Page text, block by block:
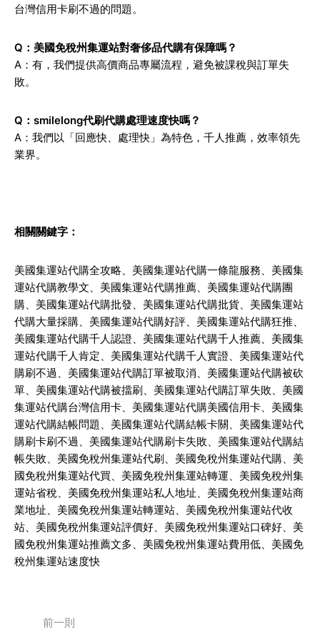
台灣信用卡刷不過的問題。
Q：美國免稅州集運站對奢侈品代購有保障嗎？
A：有，我們提供高價商品專屬流程，避免被課稅與訂單失
敗。
Q：smilelong代刷代購處理速度快嗎？
A：我們以「回應快、處理快」為特色，千人推薦，效率領先
業界。
相關關鍵字：
美國集運站代購全攻略、美國集運站代購一條龍服務、美國集
運站代購教學文、美國集運站代購推薦、美國集運站代購團
購、美國集運站代購批發、美國集運站代購批貨、美國集運站
代購大量採購、美國集運站代購好評、美國集運站代購狂推、
美國集運站代購千人認證、美國集運站代購千人推薦、美國集
運站代購千人肯定、美國集運站代購千人實證、美國集運站代
購刷不過、美國集運站代購訂單被取消、美國集運站代購被砍
單、美國集運站代購被擋刷、美國集運站代購訂單失敗、美國
集運站代購台灣信用卡、美國集運站代購美國信用卡、美國集
運站代購結帳問題、美國集運站代購結帳卡關、美國集運站代
購刷卡刷不過、美國集運站代購刷卡失敗、美國集運站代購結
帳失敗、美國免稅州集運站代刷、美國免稅州集運站代購、美
國免稅州集運站代買、美國免稅州集運站轉運、美國免稅州集
運站省稅、美國免稅州集運站私人地址、美國免稅州集運站商
業地址、美國免稅州集運站轉運站、美國免稅州集運站代收
站、美國免稅州集運站評價好、美國免稅州集運站口碑好、美
國免稅州集運站推薦文多、美國免稅州集運站費用低、美國免
稅州集運站速度快
前一則